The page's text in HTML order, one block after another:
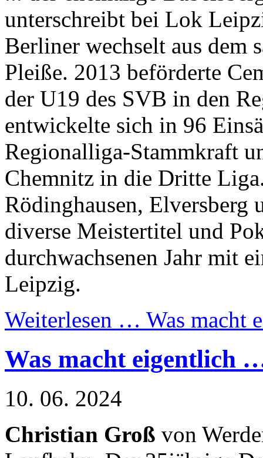
unterschreibt bei Lok
Berliner wechselt aus dem
Pleiße. 2013 beförderte
der U19 des SVB in den
entwickelte sich in 96
Regionalliga-Stammkraft
Chemnitz in die Dritte
Rödinghausen, Elversberg
diverse Meistertitel und
durchwachsenen Jahr mit
Leipzig.
Weiterlesen … Was macht
Was macht eigentlich
10. 06. 2024
Christian Groß von